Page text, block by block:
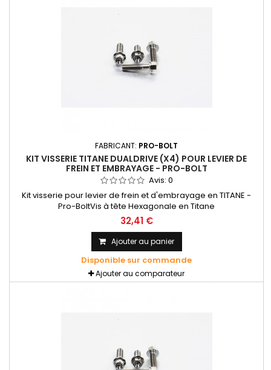
FABRICANT: PRO-BOLT
KIT VISSERIE TITANE DUALDRIVE (X4) POUR LEVIER DE
FREIN ET EMBRAYAGE - PRO-BOLT
Avis: 0
Kit visserie pour levier de frein et d'embrayage en TITANE -
Pro-BoltVis à tête Hexagonale en Titane
32,41 €
Ajouter au panier
Disponible sur commande
Ajouter au comparateur